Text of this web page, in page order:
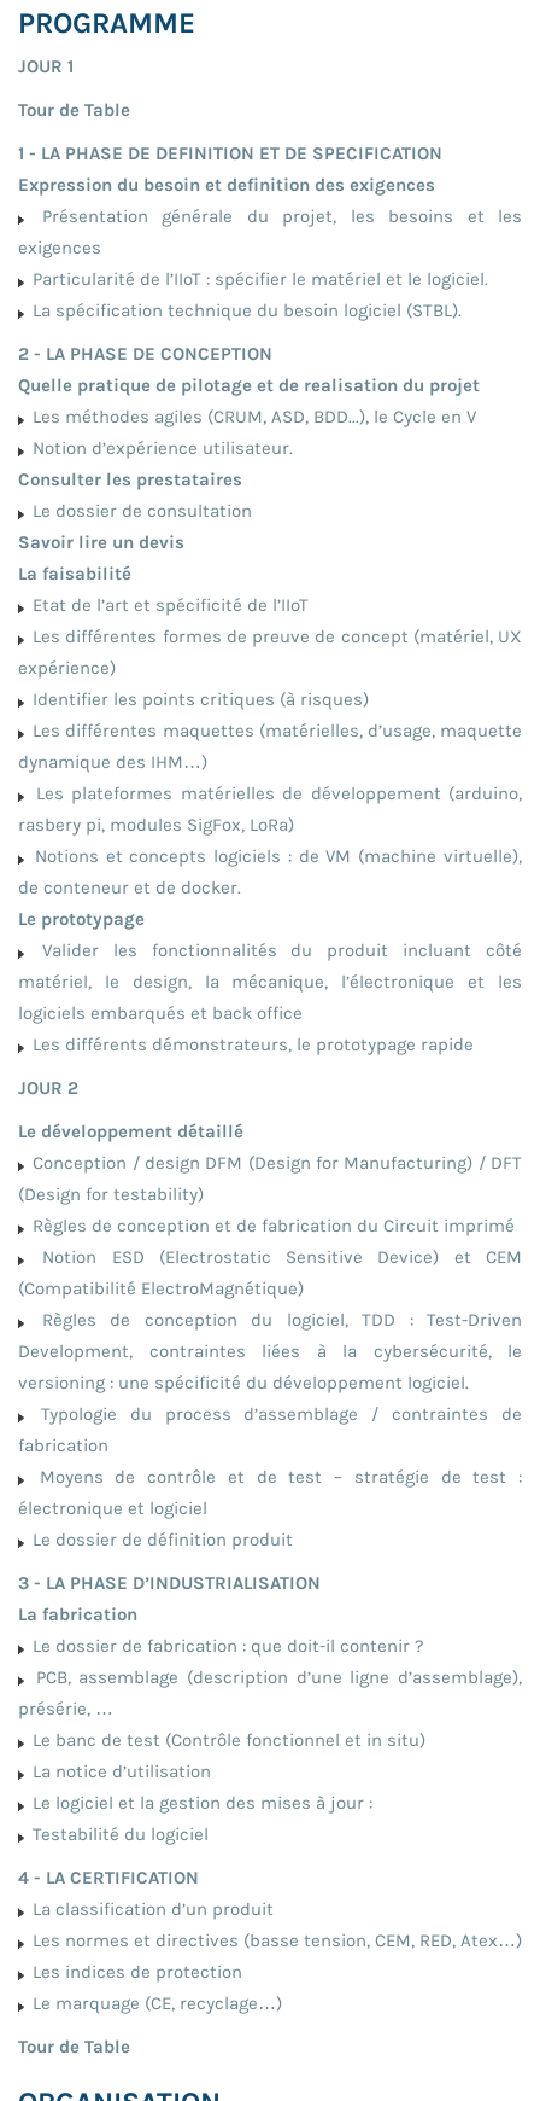
PROGRAMME
JOUR 1
Tour de Table
1 - LA PHASE DE DEFINITION ET DE SPECIFICATION
Expression du besoin et definition des exigences
Présentation générale du projet, les besoins et les
exigences
Particularité de l’IIoT : spécifier le matériel et le logiciel.
La spécification technique du besoin logiciel (STBL).
2 - LA PHASE DE CONCEPTION
Quelle pratique de pilotage et de realisation du projet
Les méthodes agiles (CRUM, ASD, BDD...), le Cycle en V
Notion d’expérience utilisateur.
Consulter les prestataires
Le dossier de consultation
Savoir lire un devis
La faisabilité
Etat de l’art et spécificité de l’IIoT
Les différentes formes de preuve de concept (matériel, UX
expérience)
Identifier les points critiques (à risques)
Les différentes maquettes (matérielles, d’usage, maquette
dynamique des IHM…)
Les plateformes matérielles de développement (arduino,
rasbery pi, modules SigFox, LoRa)
Notions et concepts logiciels : de VM (machine virtuelle),
de conteneur et de docker.
Le prototypage
Valider les fonctionnalités du produit incluant côté
matériel, le design, la mécanique, l’électronique et les
logiciels embarqués et back office
Les différents démonstrateurs, le prototypage rapide
JOUR 2
Le développement détaillé
Conception / design DFM (Design for Manufacturing) / DFT
(Design for testability)
Règles de conception et de fabrication du Circuit imprimé
Notion ESD (Electrostatic Sensitive Device) et CEM
(Compatibilité ElectroMagnétique)
Règles de conception du logiciel, TDD : Test-Driven
Development, contraintes liées à la cybersécurité, le
versioning : une spécificité du développement logiciel.
Typologie du process d’assemblage / contraintes de
fabrication
Moyens de contrôle et de test – stratégie de test :
électronique et logiciel
Le dossier de définition produit
3 - LA PHASE D’INDUSTRIALISATION
La fabrication
Le dossier de fabrication : que doit-il contenir ?
PCB, assemblage (description d’une ligne d’assemblage),
présérie, …
Le banc de test (Contrôle fonctionnel et in situ)
La notice d’utilisation
Le logiciel et la gestion des mises à jour :
Testabilité du logiciel
4 - LA CERTIFICATION
La classification d’un produit
Les normes et directives (basse tension, CEM, RED, Atex…)
Les indices de protection
Le marquage (CE, recyclage…)
Tour de Table